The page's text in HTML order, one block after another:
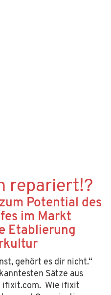
repariert!?
Potential des
im Markt
Etablierung
gehört es dir nicht.“
Sätze aus
ifixit.com. Wie ifixit